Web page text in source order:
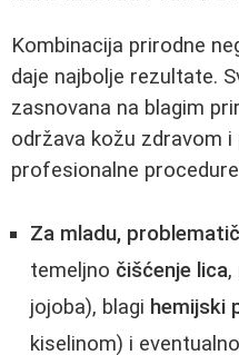
Kombinacija prirodne
daje najbolje rezultate.
zasnovana na blagim
održava kožu zdravom
profesionalne
Za mladu,
temeljno čišćenje lica,
jojoba), blagi hemijski
kiselinom) i eventualno